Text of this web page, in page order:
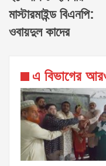
মাস্টারমাইন্ড বিএনপি:
ওবায়দুল কাদের
এ বিভাগের